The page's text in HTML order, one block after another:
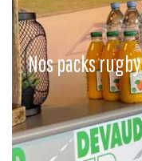
Nos packs rugby
Des packs « clés en
En